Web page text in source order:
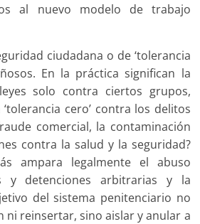
al nuevo modelo de trabajo
ciudadana o de ‘tolerancia
En la práctica significan la
solo contra ciertos grupos,
cero’ contra los delitos
comercial, la contaminación
contra la salud y la seguridad?
ampara legalmente el abuso
y detenciones arbitrarias y la
del sistema penitenciario no
ni reinsertar, sino aislar y anular a